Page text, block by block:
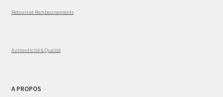
Retours et Remboursements
Authenticité & Qualité
A PROPOS